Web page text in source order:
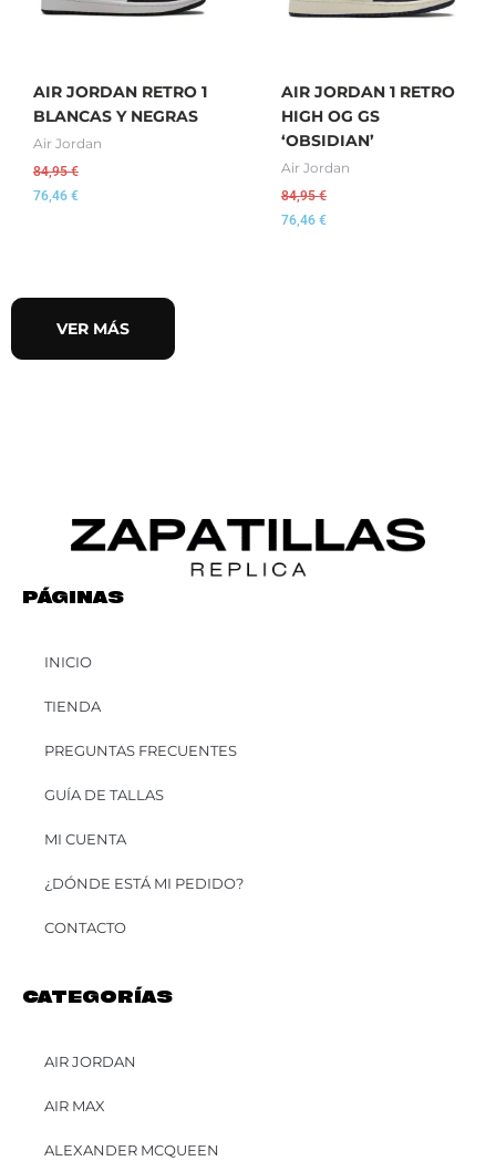
AIR JORDAN RETRO 1
BLANCAS Y NEGRAS
Air Jordan
84,95€
76,46 €
AIR JORDAN 1 RETRO
HIGH OG GS
‘OBSIDIAN’
Air Jordan
84,95€
76,46 €
VER MÁS
PÁGINAS
INICIO
TIENDA
PREGUNTAS FRECUENTES
GUÍA DE TALLAS
MI CUENTA
¿DÓNDE ESTÁ MI PEDIDO?
CONTACTO
CATEGORÍAS
AIR JORDAN
AIR MAX
ALEXANDER MCQUEEN